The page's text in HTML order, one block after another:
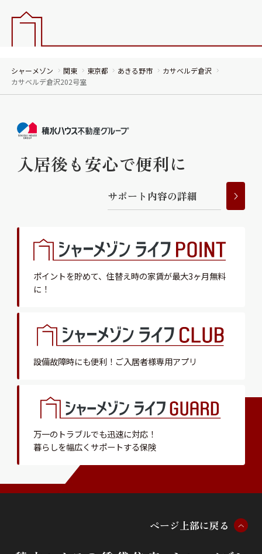
シャーメゾン 関東 東京都 あきる野市
カサベルデ倉沢
カサベルデ倉沢202号室
入居後も安心で便利に
サポー ト 内容の詳細
ポイントを貯めて、 住替え時の家賃が最大3ヶ月無料
に！
設備故障時にも便利！ ご入居者様専用アプリ
万一のトラブルでも迅速に対応！
暮らしを幅広くサポートする保険
ページ 上部に戻る